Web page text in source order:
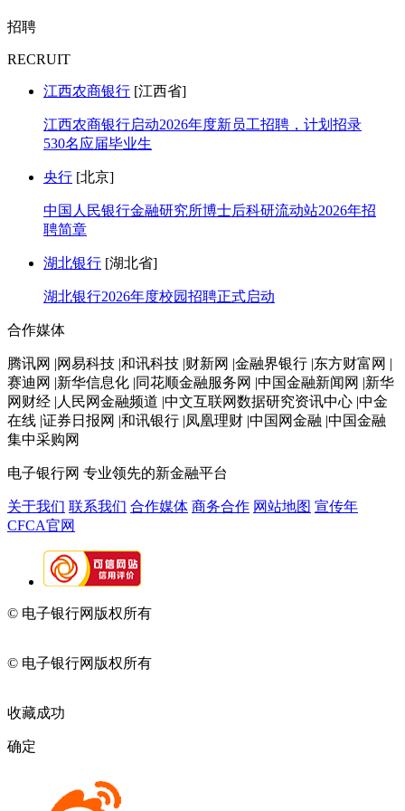
招聘
RECRUIT
江西农商银行 [江西省]
江西农商银行启动2026年度新员工招聘，计划招录
530名应届毕业生
央行 [北京]
中国人民银行金融研究所博士后科研流动站2026年招
聘简章
湖北银行 [湖北省]
湖北银行2026年度校园招聘正式启动
合作媒体
腾讯网 |网易科技 |和讯科技 |财新网 |金融界银行 |东方财富网 |
赛迪网 |新华信息化 |同花顺金融服务网 |中国金融新闻网 |新华
网财经 |人民网金融频道 |中文互联网数据研究资讯中心 |中金
在线 |证券日报网 |和讯银行 |凤凰理财 |中国网金融 |中国金融
集中采购网
电子银行网 专业领先的新金融平台
关于我们 联系我们 合作媒体 商务合作 网站地图 宣传年
CFCA官网
© 电子银行网版权所有
© 电子银行网版权所有
收藏成功
确定